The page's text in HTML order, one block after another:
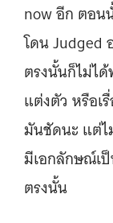
now อีก ตอน
โดน Judged
ตรงนั้นก็ไม่ได้
แต่งตัว หรือเ
มันชัดนะ แต่
มีเอกลักษณ์เป็
ตรงนั้น